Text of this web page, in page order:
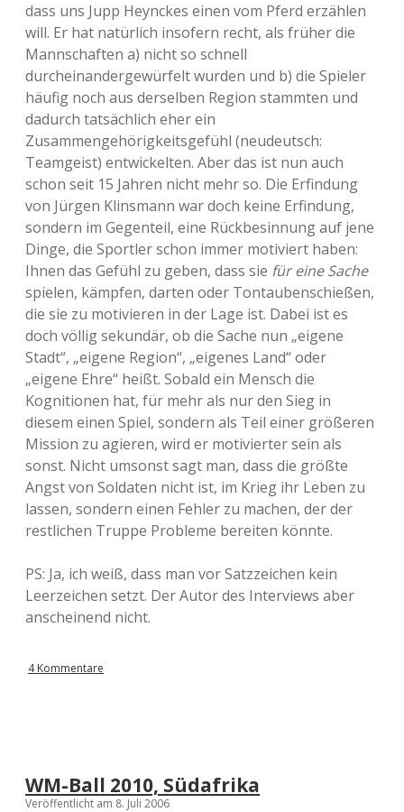
dass uns Jupp Heynckes einen vom Pferd erzählen
will. Er hat natürlich insofern recht, als früher die
Mannschaften a) nicht so schnell
durcheinandergewürfelt wurden und b) die Spieler
häufig noch aus derselben Region stammten und
dadurch tatsächlich eher ein
Zusammengehörigkeitsgefühl (neudeutsch:
Teamgeist) entwickelten. Aber das ist nun auch
schon seit 15 Jahren nicht mehr so. Die Erfindung
von Jürgen Klinsmann war doch keine Erfindung,
sondern im Gegenteil, eine Rückbesinnung auf jene
Dinge, die Sportler schon immer motiviert haben:
Ihnen das Gefühl zu geben, dass sie für eine Sache
spielen, kämpfen, darten oder Tontaubenschießen,
die sie zu motivieren in der Lage ist. Dabei ist es
doch völlig sekundär, ob die Sache nun „eigene
Stadt“, „eigene Region“, „eigenes Land“ oder
„eigene Ehre“ heißt. Sobald ein Mensch die
Kognitionen hat, für mehr als nur den Sieg in
diesem einen Spiel, sondern als Teil einer größeren
Mission zu agieren, wird er motivierter sein als
sonst. Nicht umsonst sagt man, dass die größte
Angst von Soldaten nicht ist, im Krieg ihr Leben zu
lassen, sondern einen Fehler zu machen, der der
restlichen Truppe Probleme bereiten könnte.
PS: Ja, ich weiß, dass man vor Satzzeichen kein
Leerzeichen setzt. Der Autor des Interviews aber
anscheinend nicht.
4 Kommentare
WM-Ball 2010, Südafrika
Veröffentlicht am 8. Juli 2006